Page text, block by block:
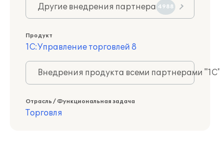
Другие внедрения партнера 4988
Продукт
1С:Управление торговлей 8
Внедрения продукта всеми партнерами
Отрасль / Функциональная задача
Торговля